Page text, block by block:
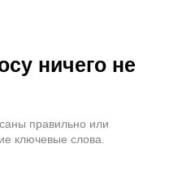
ничего не
правильно или
ключевые слова.